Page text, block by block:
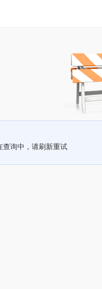
查询中，请刷新重试